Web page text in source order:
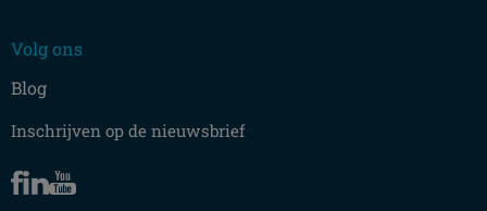
Volg ons
Blog
Inschrijven op de nieuwsbrief